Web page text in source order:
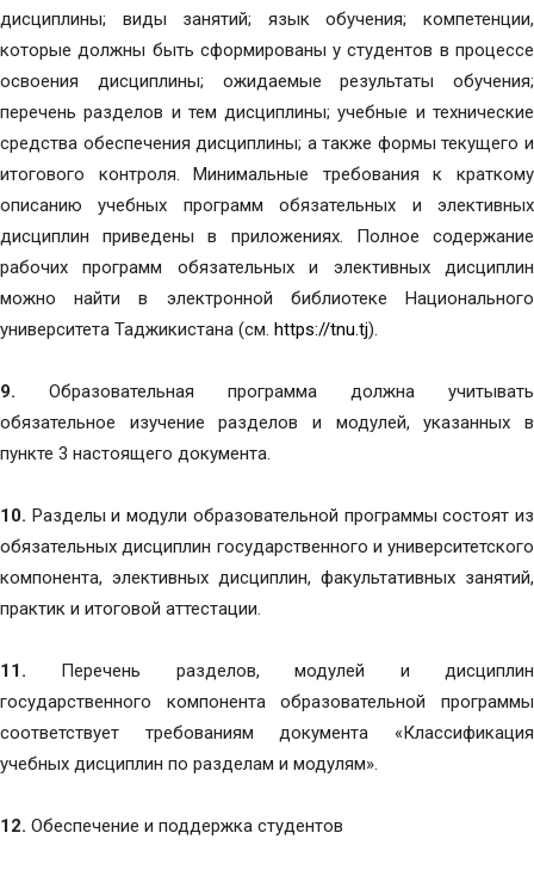
дисциплины; виды занятий; язык обучения; компетенции,
которые должны быть сформированы у студентов в процессе
освоения дисциплины; ожидаемые результаты обучения;
перечень разделов и тем дисциплины; учебные и технические
средства обеспечения дисциплины; а также формы текущего и
итогового контроля. Минимальные требования к краткому
описанию учебных программ обязательных и элективных
дисциплин приведены в приложениях. Полное содержание
рабочих программ обязательных и элективных дисциплин
можно найти в электронной библиотеке Национального
университета Таджикистана (см. https://tnu.tj).
9. Образовательная программа должна учитывать
обязательное изучение разделов и модулей, указанных в
пункте 3 настоящего документа.
10. Разделы и модули образовательной программы состоят из
обязательных дисциплин государственного и университетского
компонента, элективных дисциплин, факультативных занятий,
практик и итоговой аттестации.
11. Перечень разделов, модулей и дисциплин
государственного компонента образовательной программы
соответствует требованиям документа «Классификация
учебных дисциплин по разделам и модулям».
12. Обеспечение и поддержка студентов